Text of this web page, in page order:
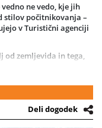
ne vedo, kje jih
stilov počitnikovanja –
v Turistični agenciji
od zemljevida in tega,
tip popotnika ste,
zagotovo se ne
počitnice, ki se
pogosto povezan z
Deli dogodek